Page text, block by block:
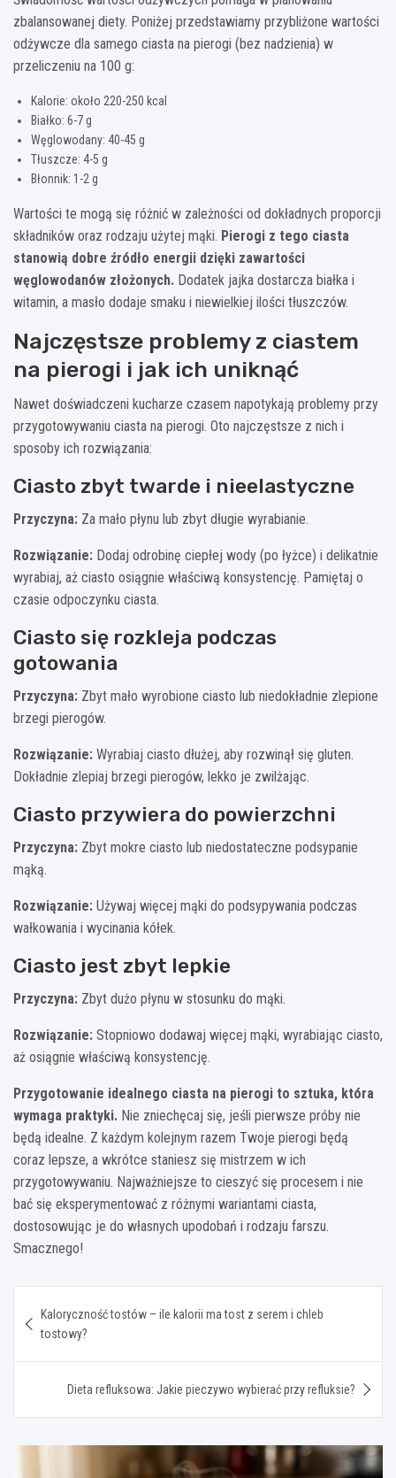
zbalansowanej diety. Poniżej przedstawiamy przybliżone wartości
odżywcze dla samego ciasta na pierogi (bez nadzienia) w
przeliczeniu na 100 g:
Kalorie: około 220-250 kcal
Białko: 6-7 g
Węglowodany: 40-45 g
Tłuszcze: 4-5 g
Błonnik: 1-2 g
Wartości te mogą się różnić w zależności od dokładnych proporcji
składników oraz rodzaju użytej mąki. Pierogi z tego ciasta
stanowią dobre źródło energii dzięki zawartości
węglowodanów złożonych. Dodatek jajka dostarcza białka i
witamin, a masło dodaje smaku i niewielkiej ilości tłuszczów.
Najczęstsze problemy z ciastem
na pierogi i jak ich uniknąć
Nawet doświadczeni kucharze czasem napotykają problemy przy
przygotowywaniu ciasta na pierogi. Oto najczęstsze z nich i
sposoby ich rozwiązania:
Ciasto zbyt twarde i nieelastyczne
Przyczyna: Za mało płynu lub zbyt długie wyrabianie.
Rozwiązanie: Dodaj odrobinę ciepłej wody (po łyżce) i delikatnie
wyrabiaj, aż ciasto osiągnie właściwą konsystencję. Pamiętaj o
czasie odpoczynku ciasta.
Ciasto się rozkleja podczas
gotowania
Przyczyna: Zbyt mało wyrobione ciasto lub niedokładnie zlepione
brzegi pierogów.
Rozwiązanie: Wyrabiaj ciasto dłużej, aby rozwinął się gluten.
Dokładnie zlepiaj brzegi pierogów, lekko je zwilżając.
Ciasto przywiera do powierzchni
Przyczyna: Zbyt mokre ciasto lub niedostateczne podsypanie
mąką.
Rozwiązanie: Używaj więcej mąki do podsypywania podczas
wałkowania i wycinania kółek.
Ciasto jest zbyt lepkie
Przyczyna: Zbyt dużo płynu w stosunku do mąki.
Rozwiązanie: Stopniowo dodawaj więcej mąki, wyrabiając ciasto,
aż osiągnie właściwą konsystencję.
Przygotowanie idealnego ciasta na pierogi to sztuka, która
wymaga praktyki. Nie zniechęcaj się, jeśli pierwsze próby nie
będą idealne. Z każdym kolejnym razem Twoje pierogi będą
coraz lepsze, a wkrótce staniesz się mistrzem w ich
przygotowywaniu. Najważniejsze to cieszyć się procesem i nie
bać się eksperymentować z różnymi wariantami ciasta,
dostosowując je do własnych upodobań i rodzaju farszu.
Smacznego!
wpisu
Kaloryczność tostów – ile kalorii ma tost z serem i chleb
tostowy?
Dieta refluksowa: Jakie pieczywo wybierać przy refluksie?